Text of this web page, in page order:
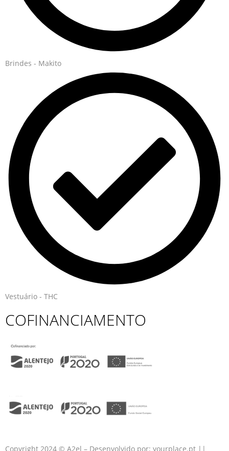
Brindes - Makito
Vestuário - THC
COFINANCIAMENTO
Copyright 2024 © A2el – Desenvolvido por: yourplace.pt ||